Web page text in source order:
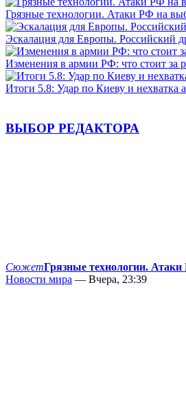
Грязные технологии. Атаки РФ на
Эскалация для Европы. Российский
Изменения в армии РФ: что стоит за
Итоги 5.8: Удар по Киеву и нехватка
ВЫБОР РЕДАКТОРА
СюжетГрязные технологии.
Новости мира — Вчера, 23:39